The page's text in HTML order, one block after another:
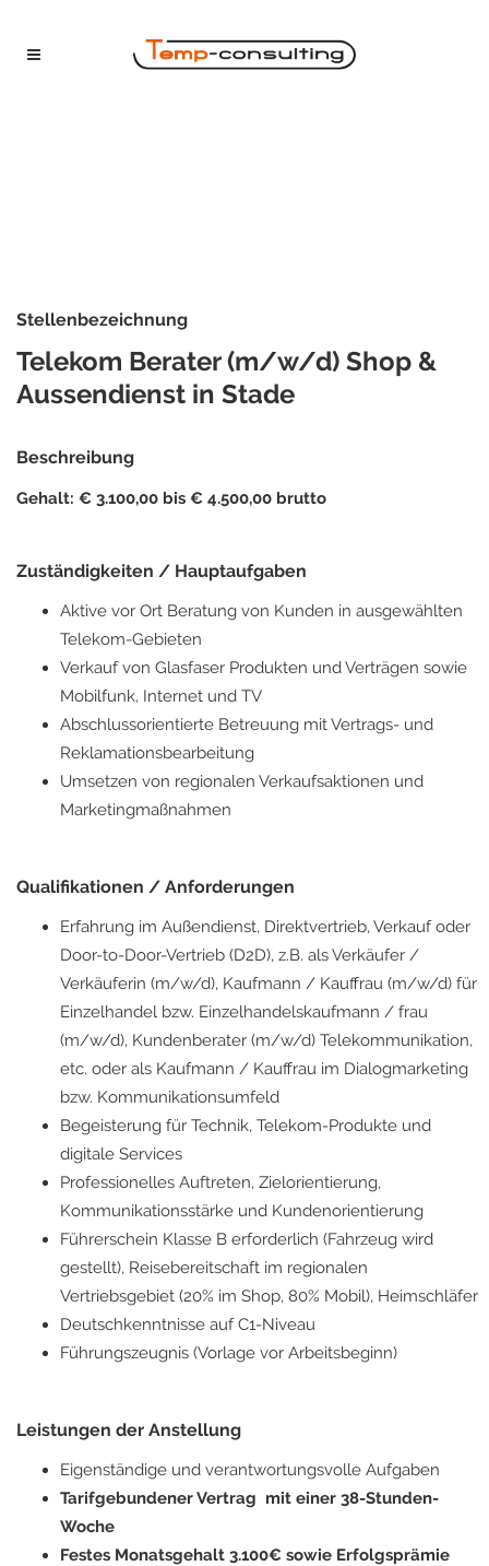
Stellenbezeichnung
Telekom Berater (m/w/d) Shop &
Aussendienst in Stade
Beschreibung
Gehalt: € 3.100,00 bis € 4.500,00 brutto
Zuständigkeiten / Hauptaufgaben
Aktive vor Ort Beratung von Kunden in ausgewählten
Telekom-Gebieten
Verkauf von Glasfaser Produkten und Verträgen sowie
Mobilfunk, Internet und TV
Abschlussorientierte Betreuung mit Vertrags- und
Reklamationsbearbeitung
Umsetzen von regionalen Verkaufsaktionen und
Marketingmaßnahmen
Qualifikationen / Anforderungen
Erfahrung im Außendienst, Direktvertrieb, Verkauf oder
Door-to-Door-Vertrieb (D2D), z.B. als Verkäufer /
Verkäuferin (m/w/d), Kaufmann / Kauffrau (m/w/d) für
Einzelhandel bzw. Einzelhandelskaufmann / frau
(m/w/d), Kundenberater (m/w/d) Telekommunikation,
etc. oder als Kaufmann / Kauffrau im Dialogmarketing
bzw. Kommunikationsumfeld
Begeisterung für Technik, Telekom-Produkte und
digitale Services
Professionelles Auftreten, Zielorientierung,
Kommunikationsstärke und Kundenorientierung
Führerschein Klasse B erforderlich (Fahrzeug wird
gestellt), Reisebereitschaft im regionalen
Vertriebsgebiet (20% im Shop, 80% Mobil), Heimschläfer
Deutschkenntnisse auf C1-Niveau
Führungszeugnis (Vorlage vor Arbeitsbeginn)
Leistungen der Anstellung
Eigenständige und verantwortungsvolle Aufgaben
Tarifgebundener Vertrag mit einer 38-Stunden-
Woche
Festes Monatsgehalt 3.100€ sowie Erfolgsprämie